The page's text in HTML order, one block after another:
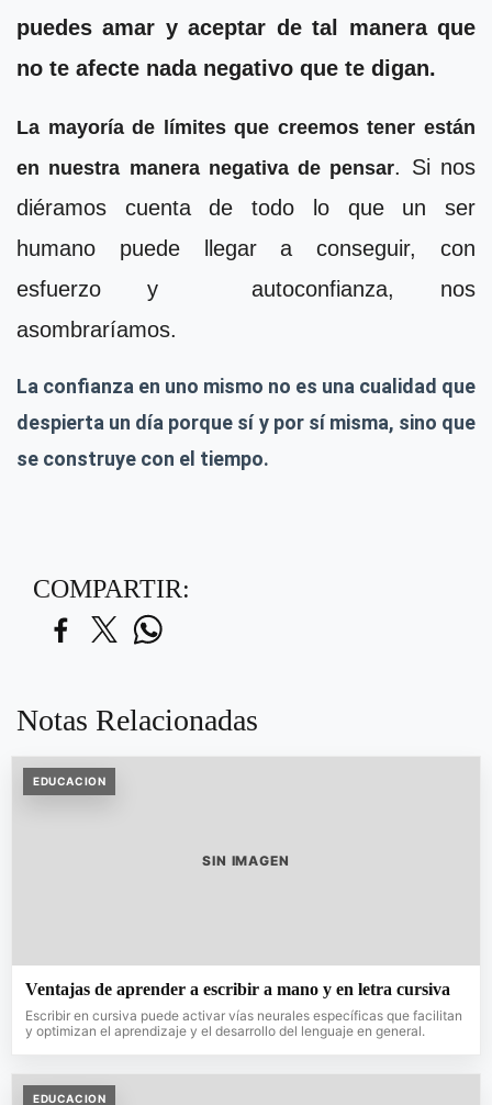
puedes amar y aceptar de tal manera que
no te afecte nada negativo que te digan.
La mayoría de límites que creemos tener están
en nuestra manera negativa de pensar. Si nos
diéramos cuenta de todo lo que un ser
humano puede llegar a conseguir, con
esfuerzo y autoconfianza, nos
asombraríamos.
La confianza en uno mismo no es una cualidad que
despierta un día porque sí y por sí misma, sino que
se construye con el tiempo.
COMPARTIR:
Notas Relacionadas
EDUCACION
SIN IMAGEN
Ventajas de aprender a escribir a mano y en letra cursiva
Escribir en cursiva puede activar vías neurales específicas que facilitan
y optimizan el aprendizaje y el desarrollo del lenguaje en general.
EDUCACION